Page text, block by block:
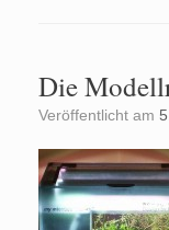
Die
Veröffentlicht am